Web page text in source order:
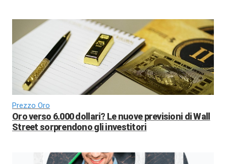
Prezzo Oro
Oro verso 6.000 dollari? Le nuove previsioni di Wall
Street sorprendono gli investitori